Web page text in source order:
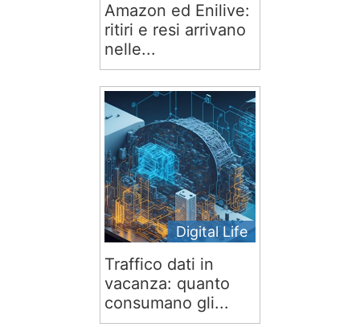
Amazon ed Enilive:
ritiri e resi arrivano
nelle...
Digital Life
Traffico dati in
vacanza: quanto
consumano gli...